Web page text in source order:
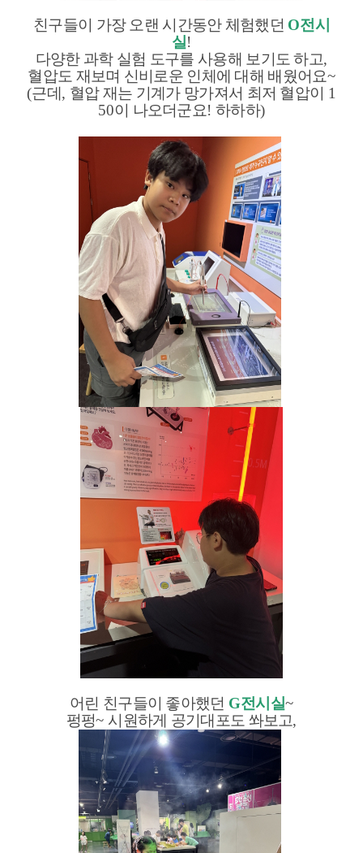
친구들이 가장 오랜 시간동안 체험했던 O전시
실 !
다양한 과학 실험 도구를 사용해 보기도 하고,
혈압도 재보며 신비로운 인체에 대해 배웠어요~
(근데 , 혈압 재는 기계가 망가져서 최저 혈압이 1
50이 나오더군요!하하하)
어린 친구들이 좋아했던 G전시실~
펑펑~ 시원하게 공기대포도 쏴보고,